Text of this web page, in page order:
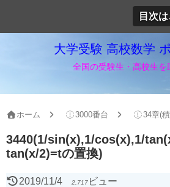
目次
大学受験 高校数学
全国の受験生・高校生を
ホーム 3000番台 34章(
3440(1/sin(x),1/cos(x),1/
tan(x/2)=tの置換)
2019/11/4 2,717ビュー